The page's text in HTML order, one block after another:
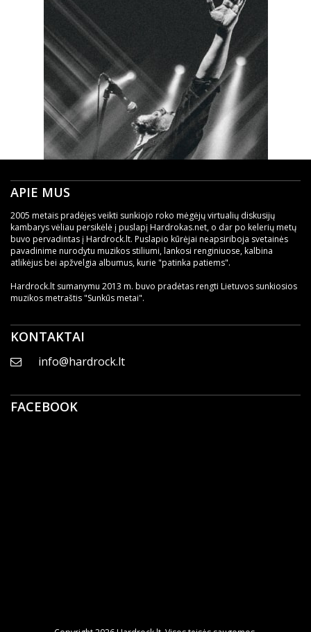
APIE MUS
2005 metais pradėjęs veikti sunkiojo roko mėgėjų virtualių diskusijų
kambarys vėliau persikėlė į puslapį Hardrokas.net, o dar po kelerių metų
buvo pervadintas į Hardrock.lt. Puslapio kūrėjai neapsiriboja svetainės
pavadinime nurodytu muzikos stiliumi, lankosi renginiuose, kalbina
atlikėjus bei apžvelgia albumus, kurie "patinka patiems".
Hardrock.lt sumanymu 2013 m. buvo pradėtas rengti Lietuvos sunkiosios
muzikos metraštis "Sunkūs metai".
KONTAKTAI
info@hardrock.lt
FACEBOOK